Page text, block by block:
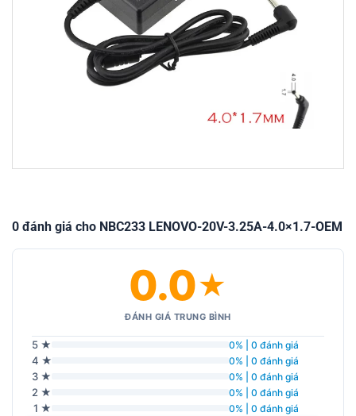
0 đánh giá cho NBC233 LENOVO-20V-3.25A-4.0×1.7-OEM
0.0★
ĐÁNH GIÁ TRUNG BÌNH
5 ★ 0% | 0 đánh giá
4 ★ 0% | 0 đánh giá
3 ★ 0% | 0 đánh giá
2 ★ 0% | 0 đánh giá
1 ★ 0% | 0 đánh giá